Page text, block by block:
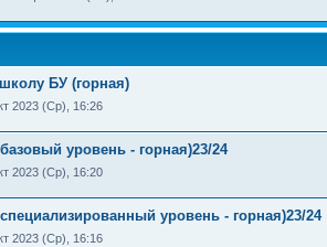
БУ (горная)
2023 (Ср), 16:26
уровень - горная)23/24
2023 (Ср), 16:20
уровень - горная)23/24
2023 (Ср), 16:16